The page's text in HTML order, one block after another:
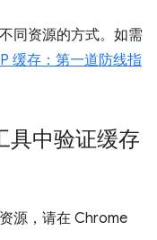
同资源的方式。如需
缓存：第一道防线指
具中验证缓存
源，请在 Chrome